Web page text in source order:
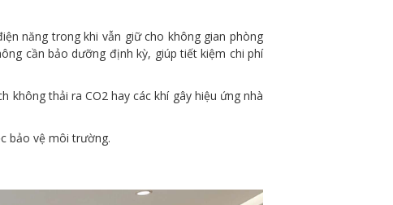
năng trong khi vẫn giữ cho không gian phòng
cần bảo dưỡng định kỳ, giúp tiết kiệm chi phí
không thải ra CO2 hay các khí gây hiệu ứng nhà
bảo vệ môi trường.